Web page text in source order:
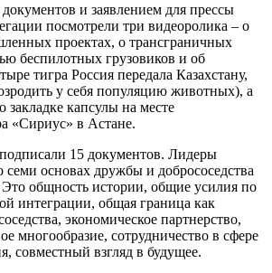
и заявлением для прессы
посмотрели три видеоролика – о
проектах, о трансграничных
беспилотных грузовиков и об
тигра Россия передала Казахстану,
у себя популяцию животных), а
закладке капсулы на месте
«Сириус» в Астане.
15 документов. Лидеры
семи основах дружбы и добрососедства
Это общность истории, общие усилия по
интеграции, общая граница как
экономическое партнерство,
многообразие, сотрудничество в сфере
совместный взгляд в будущее.